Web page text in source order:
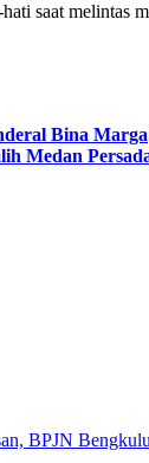
saat melintas
Bina Marga
Medan
BPJN